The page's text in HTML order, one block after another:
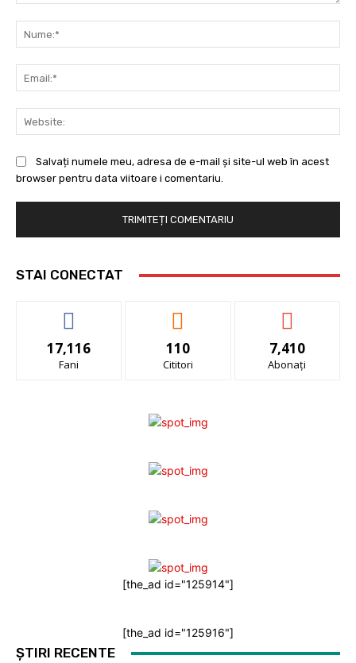
Salvați numele meu, adresa de e-mail și site-ul web în acest
browser pentru data viitoare i comentariu.
STAI CONECTAT
17,116
Fani
110
Cititori
7,410
Abonați
[the_ad id="125914"]
[the_ad id="125916"]
ȘTIRI RECENTE